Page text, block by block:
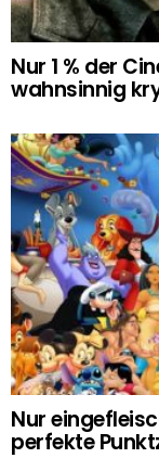
Nur 1 % der
wahnsinnig
Nur
perfekte